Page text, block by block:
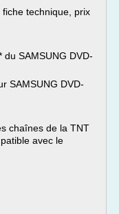
fiche technique, prix
du SAMSUNG DVD-
SAMSUNG DVD-
chaînes de la TNT
avec le